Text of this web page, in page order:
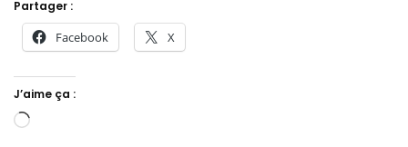
Partager :
Facebook X
J’aime ça :
Chargement…